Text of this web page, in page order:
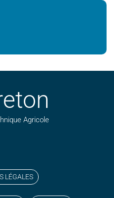
Agricole
LÉGALES